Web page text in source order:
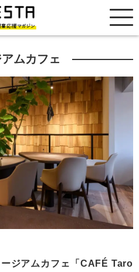
売却市場
ムカフェ
ジアムカフェ「CAFÉ Taro